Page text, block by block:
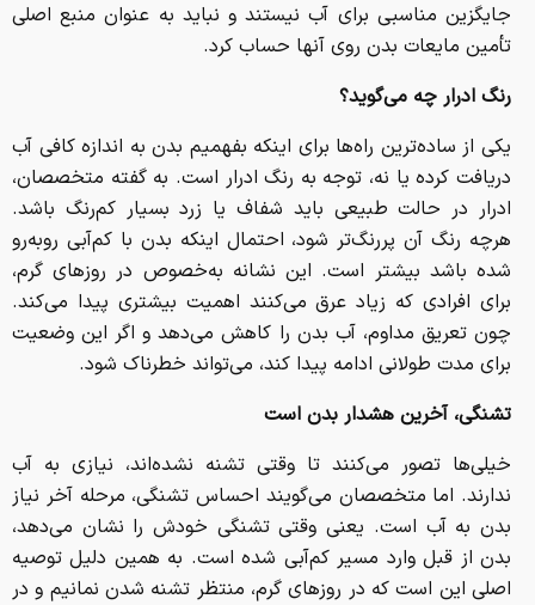
جایگزین مناسبی برای آب نیستند و نباید به عنوان منبع اصلی
تأمین مایعات بدن روی آنها حساب کرد.
رنگ ادرار چه می‌گوید؟
یکی از ساده‌ترین راه‌ها برای اینکه بفهمیم بدن به اندازه کافی آب
دریافت کرده یا نه، توجه به رنگ ادرار است. به گفته متخصصان،
ادرار در حالت طبیعی باید شفاف یا زرد بسیار کم‌رنگ باشد.
هرچه رنگ آن پررنگ‌تر شود، احتمال اینکه بدن با کم‌آبی روبه‌رو
شده باشد بیشتر است. این نشانه به‌خصوص در روزهای گرم،
برای افرادی که زیاد عرق می‌کنند اهمیت بیشتری پیدا می‌کند.
چون تعریق مداوم، آب بدن را کاهش می‌دهد و اگر این وضعیت
برای مدت طولانی ادامه پیدا کند، می‌تواند خطرناک شود.
تشنگی، آخرین هشدار بدن است
خیلی‌ها تصور می‌کنند تا وقتی تشنه نشده‌اند، نیازی به آب
ندارند. اما متخصصان می‌گویند احساس تشنگی، مرحله آخر نیاز
بدن به آب است. یعنی وقتی تشنگی خودش را نشان می‌دهد،
بدن از قبل وارد مسیر کم‌آبی شده است. به همین دلیل توصیه
اصلی این است که در روزهای گرم، منتظر تشنه شدن نمانیم و در